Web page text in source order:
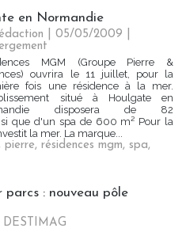
en Normandie
| 05/05/2009
MGM (Groupe Pierre &
ouvrira le 11 juillet, pour la
fois une résidence à la mer.
situé à Houlgate en
disposera de 82
que d'un spa de 600 m² Pour la
la mer. La marque...
pierre, résidences mgm, spa,
parcs : nouveau pôle
DESTIMAG